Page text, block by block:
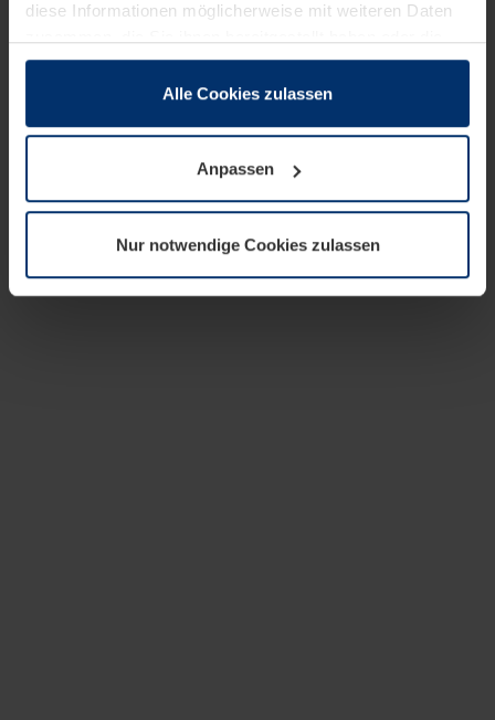
diese Informationen möglicherweise mit weiteren Daten
sie im Rahmen Ihrer Nutzung der Dienste gesammelt
wenn diese für den Betrieb dieser Seite unbedingt
notwendig sind. Für alle anderen Cookie-Typen benötigen
wir Ihre Erlaubnis. Ihre Einwilligung können Sie jederzeit
Datenschutzerklärungunserer Website ändern oder
widerrufen.
Alle Cookies zulassen
Anpassen
Nur notwendige Cookies zulassen